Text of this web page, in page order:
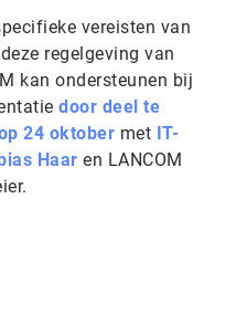
vereisten van
regelgeving van
kan ondersteunen bij
door deel te
24 oktober met IT-
Haar en LANCOM